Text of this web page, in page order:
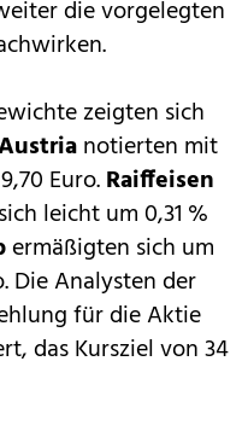
die vorgelegten
zeigten sich
notierten mit
Euro.Raiffeisen
leicht um 0,31 %
ermäßigten sich um
Die Analysten der
für die Aktie
das Kursziel von 34